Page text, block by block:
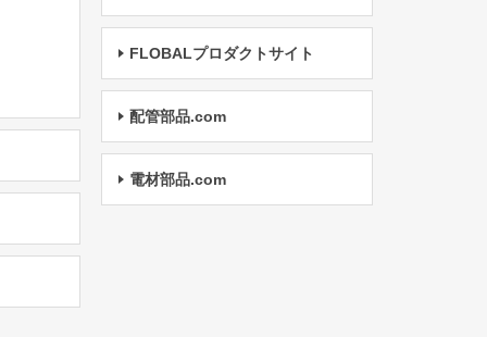
FLOBALプロダクトサイト
配管部品.com
電材部品.com